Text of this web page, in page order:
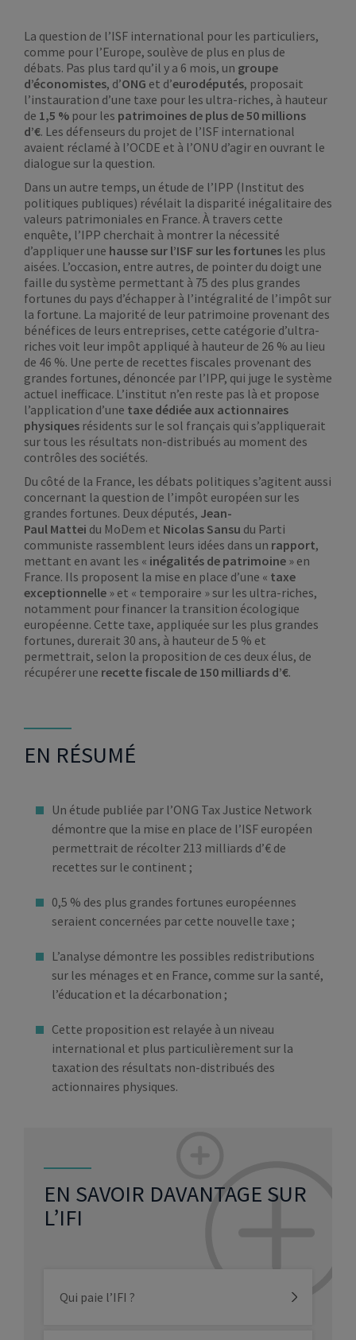
La question de l’ISF international pour les particuliers,
comme pour l’Europe, soulève de plus en plus de
débats. Pas plus tard qu’il y a 6 mois, un groupe
d’économistes, d’ONG et d’eurodéputés, proposait
l’instauration d’une taxe pour les ultra-riches, à hauteur
de 1,5 % pour les patrimoines de plus de 50 millions
d’€. Les défenseurs du projet de l’ISF international
avaient réclamé à l’OCDE et à l’ONU d’agir en ouvrant le
dialogue sur la question.
Dans un autre temps, un étude de l’IPP (Institut des
politiques publiques) révélait la disparité inégalitaire des
valeurs patrimoniales en France. À travers cette
enquête, l’IPP cherchait à montrer la nécessité
d’appliquer une hausse sur l’ISF sur les fortunes les plus
aisées. L’occasion, entre autres, de pointer du doigt une
faille du système permettant à 75 des plus grandes
fortunes du pays d’échapper à l’intégralité de l’impôt sur
la fortune. La majorité de leur patrimoine provenant des
bénéfices de leurs entreprises, cette catégorie d’ultra-
riches voit leur impôt appliqué à hauteur de 26 % au lieu
de 46 %. Une perte de recettes fiscales provenant des
grandes fortunes, dénoncée par l’IPP, qui juge le système
actuel inefficace. L’institut n’en reste pas là et propose
l’application d’une taxe dédiée aux actionnaires
physiques résidents sur le sol français qui s’appliquerait
sur tous les résultats non-distribués au moment des
contrôles des sociétés.
Du côté de la France, les débats politiques s’agitent aussi
concernant la question de l’impôt européen sur les
grandes fortunes. Deux députés, Jean-
Paul Mattei du MoDem et Nicolas Sansu du Parti
communiste rassemblent leurs idées dans un rapport,
mettant en avant les « inégalités de patrimoine » en
France. Ils proposent la mise en place d’une « taxe
exceptionnelle » et « temporaire » sur les ultra-riches,
notamment pour financer la transition écologique
européenne. Cette taxe, appliquée sur les plus grandes
fortunes, durerait 30 ans, à hauteur de 5 % et
permettrait, selon la proposition de ces deux élus, de
récupérer une recette fiscale de 150 milliards d’€.
EN RÉSUMÉ
Un étude publiée par l’ONG Tax Justice Network
démontre que la mise en place de l’ISF européen
permettrait de récolter 213 milliards d’€ de
recettes sur le continent ;
0,5 % des plus grandes fortunes européennes
seraient concernées par cette nouvelle taxe ;
L’analyse démontre les possibles redistributions
sur les ménages et en France, comme sur la santé,
l’éducation et la décarbonation ;
Cette proposition est relayée à un niveau
international et plus particulièrement sur la
taxation des résultats non-distribués des
actionnaires physiques.
EN SAVOIR DAVANTAGE SUR
L’IFI
Qui paie l’IFI ?